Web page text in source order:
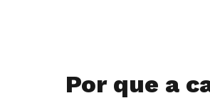
Procure
Por que a